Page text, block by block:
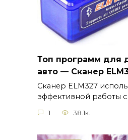
Топ программ для
авто — Сканер
Сканер ELM327
эффективной работы с
1 38.1к.